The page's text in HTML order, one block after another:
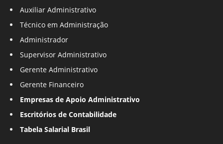
Auxiliar Administrativo
Técnico em Administração
Administrador
Supervisor Administrativo
Gerente Administrativo
Gerente Financeiro
Empresas de Apoio Administrativo
Escritórios de Contabilidade
Tabela Salarial Brasil